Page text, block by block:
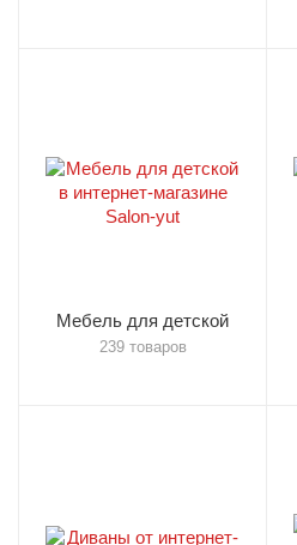
Мебель для детской
239 товаров